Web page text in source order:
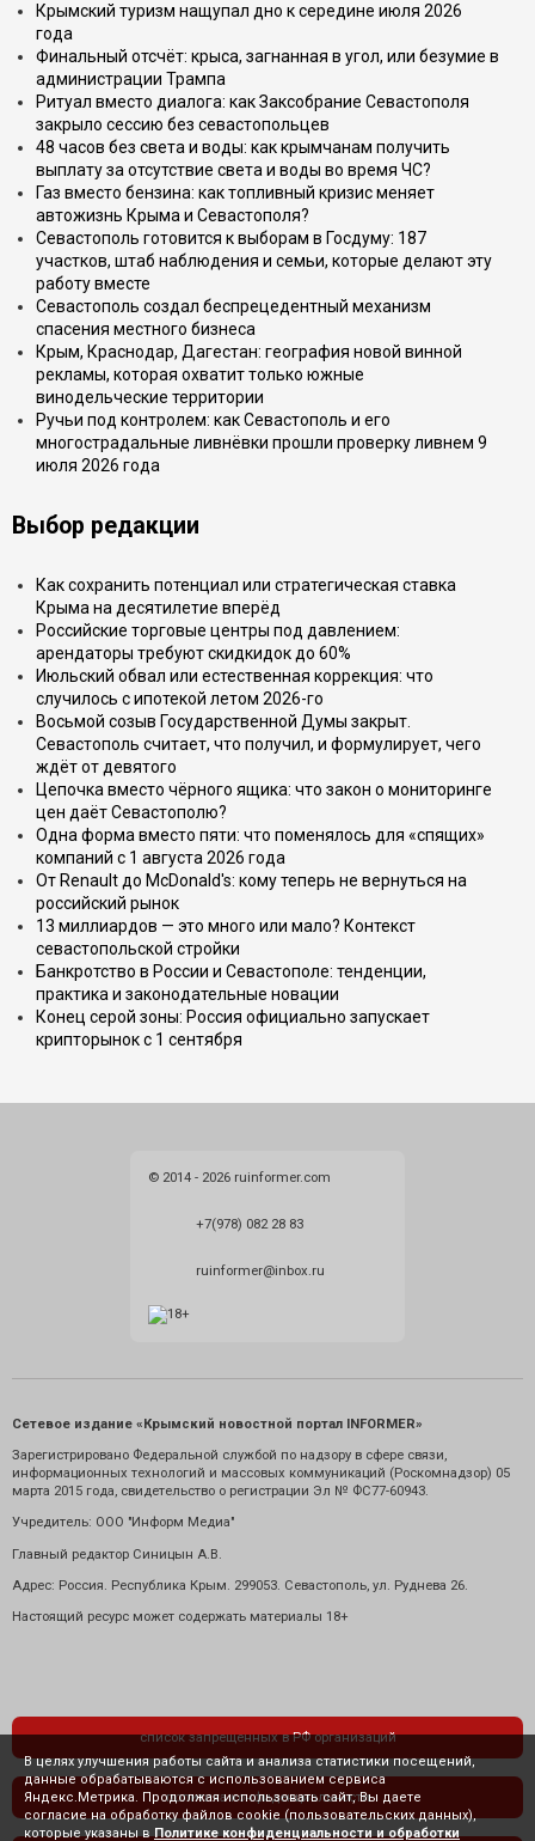
Крымский туризм нащупал дно к середине июля 2026
года
Финальный отсчёт: крыса, загнанная в угол, или безумие в
администрации Трампа
Ритуал вместо диалога: как Заксобрание Севастополя
закрыло сессию без севастопольцев
48 часов без света и воды: как крымчанам получить
выплату за отсутствие света и воды во время ЧС?
Газ вместо бензина: как топливный кризис меняет
автожизнь Крыма и Севастополя?
Севастополь готовится к выборам в Госдуму: 187
участков, штаб наблюдения и семьи, которые делают эту
работу вместе
Севастополь создал беспрецедентный механизм
спасения местного бизнеса
Крым, Краснодар, Дагестан: география новой винной
рекламы, которая охватит только южные
винодельческие территории
Ручьи под контролем: как Севастополь и его
многострадальные ливнёвки прошли проверку ливнем 9
июля 2026 года
Выбор редакции
Как сохранить потенциал или стратегическая ставка
Крыма на десятилетие вперёд
Российские торговые центры под давлением:
арендаторы требуют скидкидок до 60%
Июльский обвал или естественная коррекция: что
случилось с ипотекой летом 2026-го
Восьмой созыв Государственной Думы закрыт.
Севастополь считает, что получил, и формулирует, чего
ждёт от девятого
Цепочка вместо чёрного ящика: что закон о мониторинге
цен даёт Севастополю?
Одна форма вместо пяти: что поменялось для «спящих»
компаний с 1 августа 2026 года
От Renault до McDonald's: кому теперь не вернуться на
российский рынок
13 миллиардов — это много или мало? Контекст
севастопольской стройки
Банкротство в России и Севастополе: тенденции,
практика и законодательные новации
Конец серой зоны: Россия официально запускает
крипторынок с 1 сентября
© 2014 - 2026 ruinformer.com
+7(978) 082 28 83
ruinformer@inbox.ru
Сетевое издание «Крымский новостной портал INFORMER»
Зарегистрировано Федеральной службой по надзору в сфере связи,
информационных технологий и массовых коммуникаций (Роскомнадзор) 05
марта 2015 года, свидетельство о регистрации Эл № ФС77-60943.
Учредитель: ООО "Информ Медиа"
Главный редактор Синицын А.В.
Адрес: Россия. Республика Крым. 299053. Севастополь, ул. Руднева 26.
Настоящий ресурс может содержать материалы 18+
список запрещенных в РФ организаций
политика конфиденциальности
В целях улучшения работы сайта и анализа статистики посещений,
данные обрабатываются с использованием сервиса
Яндекс.Метрика. Продолжая использовать сайт, Вы даете
согласие на обработку файлов cookie (пользовательских данных),
которые указаны в Политике конфиденциальности и обработки